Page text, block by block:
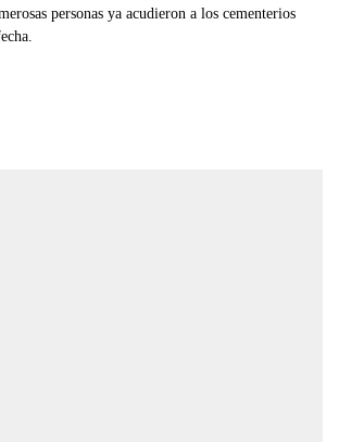
personas ya acudieron a los cementerios